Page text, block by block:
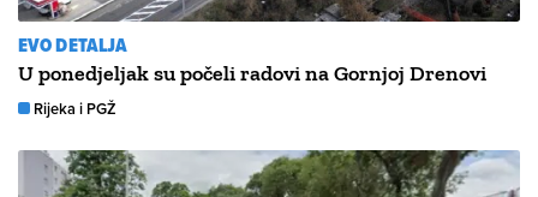
EVO DETALJA
U ponedjeljak su počeli radovi na Gornjoj Drenovi
Rijeka i PGŽ